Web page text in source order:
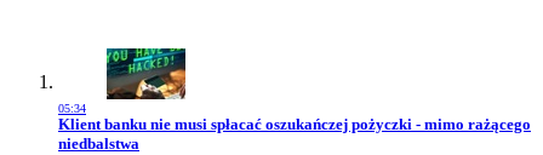
05:34
Przejdź do artykułu:
Klient banku nie musi spłacać oszukańczej pożyczki - mimo rażącego
niedbalstwa